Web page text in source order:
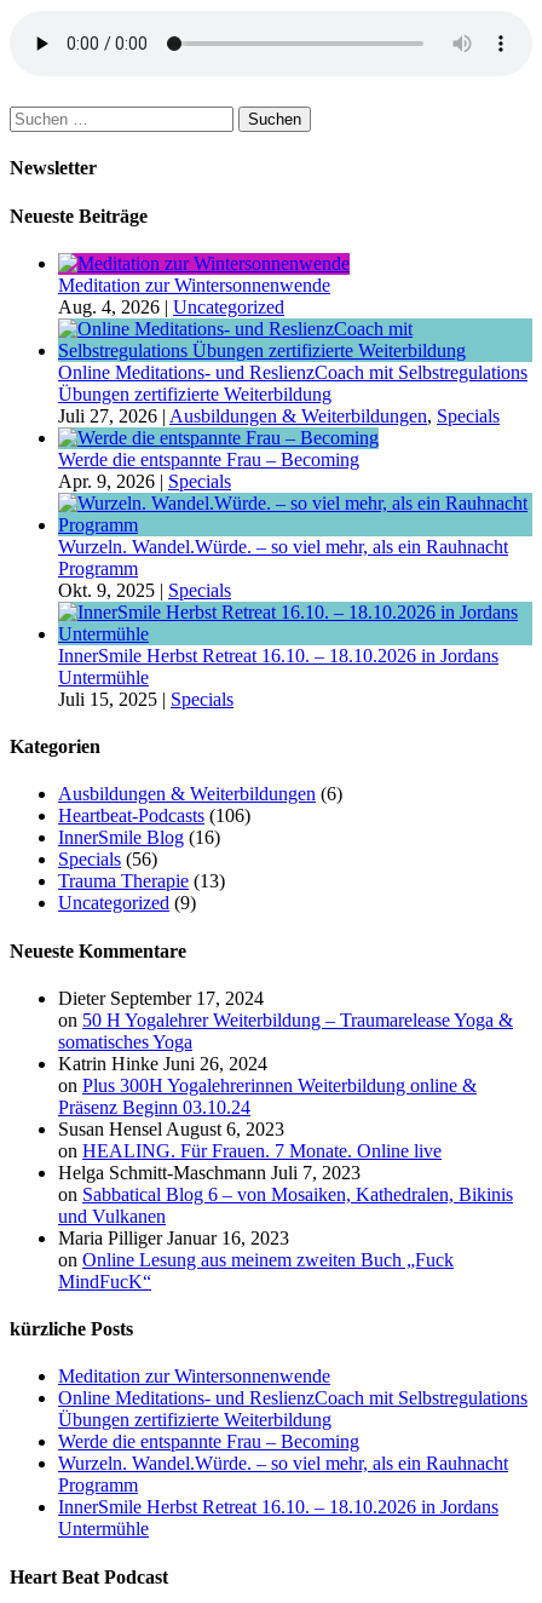
Suchen
nach:
Newsletter
Neueste Beiträge
Meditation zur Wintersonnenwende
Aug. 4, 2026 | Uncategorized
Online Meditations- und ReslienzCoach mit Selbstregulations
Übungen zertifizierte Weiterbildung
Juli 27, 2026 | Ausbildungen & Weiterbildungen, Specials
Werde die entspannte Frau – Becoming
Apr. 9, 2026 | Specials
Wurzeln. Wandel.Würde. – so viel mehr, als ein Rauhnacht
Programm
Okt. 9, 2025 | Specials
InnerSmile Herbst Retreat 16.10. – 18.10.2026 in Jordans
Untermühle
Juli 15, 2025 | Specials
Kategorien
Ausbildungen & Weiterbildungen (6)
Heartbeat-Podcasts (106)
InnerSmile Blog (16)
Specials (56)
Trauma Therapie (13)
Uncategorized (9)
Neueste Kommentare
Dieter September 17, 2024
on 50 H Yogalehrer Weiterbildung – Traumarelease Yoga &
somatisches Yoga
Katrin Hinke Juni 26, 2024
on Plus 300H Yogalehrerinnen Weiterbildung online &
Präsenz Beginn 03.10.24
Susan Hensel August 6, 2023
on HEALING. Für Frauen. 7 Monate. Online live
Helga Schmitt-Maschmann Juli 7, 2023
on Sabbatical Blog 6 – von Mosaiken, Kathedralen, Bikinis
und Vulkanen
Maria Pilliger Januar 16, 2023
on Online Lesung aus meinem zweiten Buch „Fuck
MindFucK“
kürzliche Posts
Meditation zur Wintersonnenwende
Online Meditations- und ReslienzCoach mit Selbstregulations
Übungen zertifizierte Weiterbildung
Werde die entspannte Frau – Becoming
Wurzeln. Wandel.Würde. – so viel mehr, als ein Rauhnacht
Programm
InnerSmile Herbst Retreat 16.10. – 18.10.2026 in Jordans
Untermühle
Heart Beat Podcast